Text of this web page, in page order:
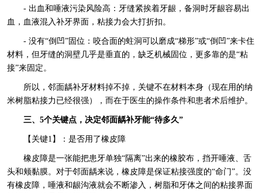
- 出血和唾液污染风险高：牙缝紧挨着牙龈，备洞时牙龈容易出
血，血液混入补牙界面，粘接力会大打折扣。
- 没有“倒凹”固位：咬合面的蛀洞可以磨成“梯形”或“倒凹”来卡住
材料，但牙缝的洞壁几乎是垂直的，缺乏机械固位，更多靠的是“粘
接”来固定。
所以，邻面龋补牙材料掉不掉，关键不在材料本身（现在用的纳
米树脂粘接力已经很强），而在于医生的操作条件和患者术后维护。
三、5个关键点，决定邻面龋补牙能“待多久”
【关键1】：是否用了橡皮障
橡皮障是一张能把患牙单独“隔离”出来的橡胶布，挡开唾液、舌
头和颊黏膜。对于邻面龋来说，橡皮障是保证粘接强度的“命门”。没
有橡皮障，唾液和龈沟液就会不断渗入，树脂和牙体之间的粘接界面